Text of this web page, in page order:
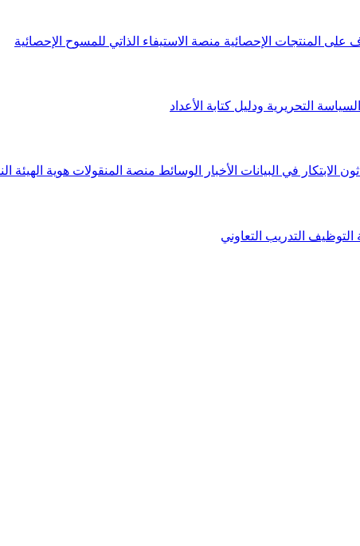
على المنتجات الإحصائية منصة الاستيفاء الذاتي للمسوح الإحصائية
السياسة التحريرية ودليل كتابة الأعداد
الابتكار في البيانات الأخبار الوسائط منصة المنقولات هوية الهيئة
التوظيف التدريب التعاوني